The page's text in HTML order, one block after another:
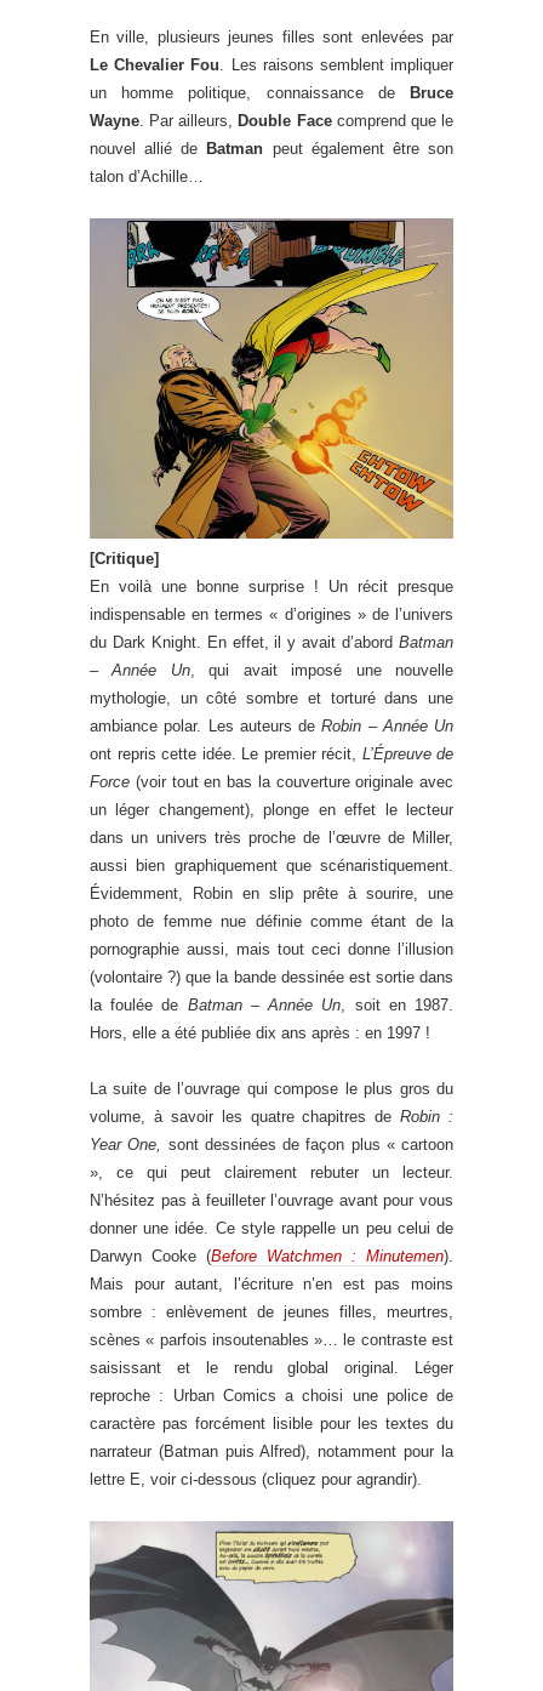
En ville, plusieurs jeunes filles sont enlevées par
Le Chevalier Fou. Les raisons semblent impliquer
un homme politique, connaissance de
Bruce
Wayne. Par ailleurs, Double Facecomprend que le
nouvel allié de Batman peut également être son
talon d’Achille…
[Critique]
En voilà une bonne surprise ! Un récit presque
indispensable en termes « d’origines » de l’univers
du Dark Knight. En effet, il y avait d’abord Batman
– Année Un, qui avait imposé une nouvelle
mythologie, un côté sombre et torturé dans une
ambiance polar. Les auteurs deRobin – Année Un
ont repris cette idée. Le premier récit, L’Épreuve de
Force (voir tout en bas la couverture originale avec
un léger changement), plonge en effet le lecteur
dans un univers très proche de l’œuvre de Miller,
aussi bien graphiquement que scénaristiquement.
Évidemment, Robin en slip prête à sourire, une
photo de femme nue définie comme étant de la
pornographie aussi, mais tout ceci donne l’illusion
(volontaire ?) que la bande dessinée est sortie dans
la foulée de Batman – Année Un , soit en 1987.
Hors, elle a été publiée dix ans après : en 1997 !
La suite de l’ouvrage qui compose le plus gros du
volume, à savoir les quatre chapitres deRobin :
Year One,
sont dessinées de façon plus « cartoon
», ce qui peut clairement rebuter un lecteur.
N’hésitez pas à feuilleter l’ouvrage avant pour vous
donner une idée. Ce style rappelle un peu celui de
Darwyn Cooke (Before Watchmen : Minutemen).
Mais pour autant, l’écriture n’en est pas moins
sombre : enlèvement de jeunes filles, meurtres,
scènes « parfois insoutenables »… le contraste est
saisissant et le rendu global original. Léger
reproche : Urban Comics a choisi une police de
caractère pas forcément lisible pour les textes du
narrateur (Batman puis Alfred), notamment pour la
lettre E, voir ci-dessous (cliquez pour agrandir).